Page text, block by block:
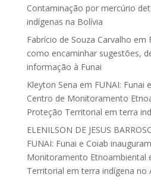
Contaminação por mercúrio
indígenas na Bolívia
Fabrício de Souza Carvalho em
como encaminhar sugestões,
informação à Funai
Kleyton Sena em FUNAI: Funai
Centro de Monitoramento
Proteção Territorial em terra
ELENILSON DE JESUS
FUNAI: Funai e Coiab
Monitoramento Etnoambiental
Territorial em terra indígena no